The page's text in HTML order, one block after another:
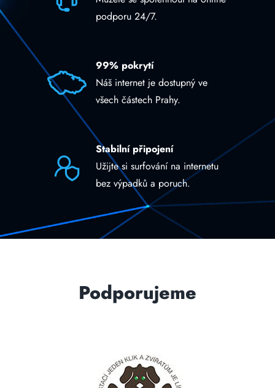
podporu 24/7.
99% pokrytí
Náš internet je dostupný ve
všech částech Prahy.
Stabilní připojení
Užijte si surfování na internetu
bez výpadků a poruch.
Podporujeme